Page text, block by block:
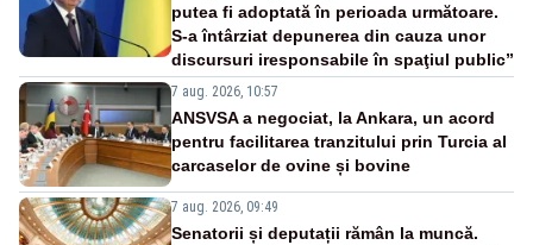
putea fi adoptată în perioada următoare.
S-a întârziat depunerea din cauza unor
discursuri iresponsabile în spaţiul public”
7 aug. 2026, 10:57
ANSVSA a negociat, la Ankara, un acord
pentru facilitarea tranzitului prin Turcia al
carcaselor de ovine și bovine
7 aug. 2026, 09:49
Senatorii și deputații rămân la muncă.